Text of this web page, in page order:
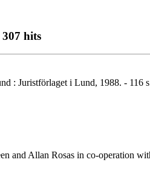
hits
: Juristförlaget i Lund, 1988. - 116
and Allan Rosas in co-operation